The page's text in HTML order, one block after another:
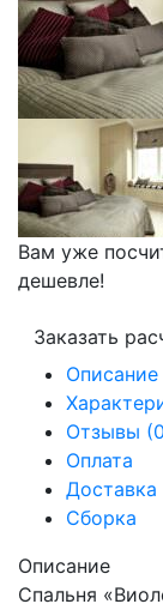
Вам уже
дешевле!
Заказать
Описание
Отзывы
Оплата
Доставка
Сборка
Описание
Спальня